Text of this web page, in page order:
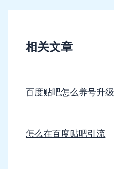
相关文章
百度贴吧怎么养号升级
怎么在百度贴吧引流